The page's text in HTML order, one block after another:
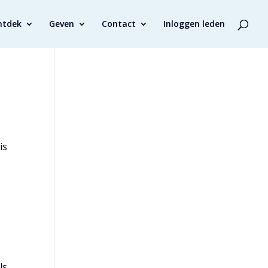
Geven Contact Inloggen leden